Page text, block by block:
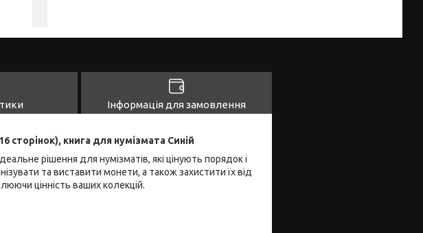
Інформація для замовлення
сторінок), книга для нумізмата Синій
рішення для нумізматів, які цінують порядок і
та виставити монети, а також захистити їх від
цінність ваших колекцій.